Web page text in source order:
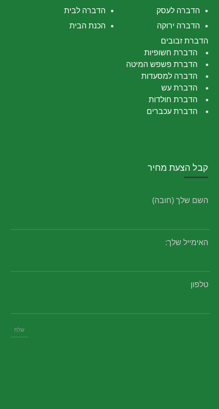
הדברה לבית
הדברה לעסק
הכנת הבית
הדברה ירוקה
הדברת זבובים
הדברת חשופיות
הדברת פשפש המיטה
הדברה למסעדות
הדברת עש
הדברת חולדות
הדברת עכברים
קבל הצעת מחיר
השם שלך (חובה)
האימייל שלך:
טלפון